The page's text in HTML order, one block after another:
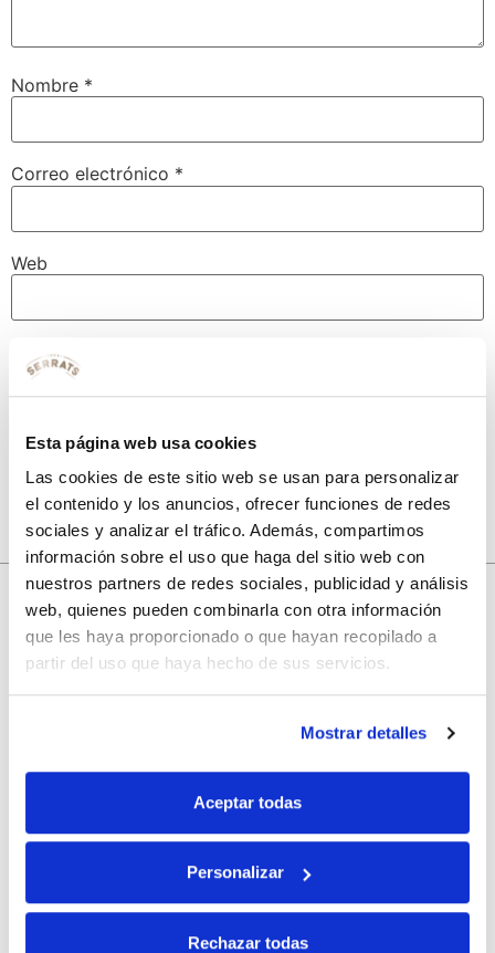
Esta página web usa cookies
Las cookies de este sitio web se usan para personalizar
el contenido y los anuncios, ofrecer funciones de redes
sociales y analizar el tráfico. Además, compartimos
información sobre el uso que haga del sitio web con
nuestros partners de redes sociales, publicidad y análisis
web, quienes pueden combinarla con otra información
que les haya proporcionado o que hayan recopilado a
partir del uso que haya hecho de sus servicios.
Mostrar detalles
Aceptar todas
Personalizar
Rechazar todas
Nombre *
Correo electrónico *
Web
Guarda mi nombre, correo electrónico y web en este
10% de descuento
con tu primera compra.
un 10% de descuentoen tu primera compra.